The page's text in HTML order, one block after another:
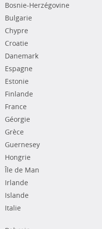
Bosnie-Herzégovine
Bulgarie
Chypre
Croatie
Danemark
Espagne
Estonie
Finlande
France
Géorgie
Grèce
Guernesey
Hongrie
Île de Man
Irlande
Islande
Italie